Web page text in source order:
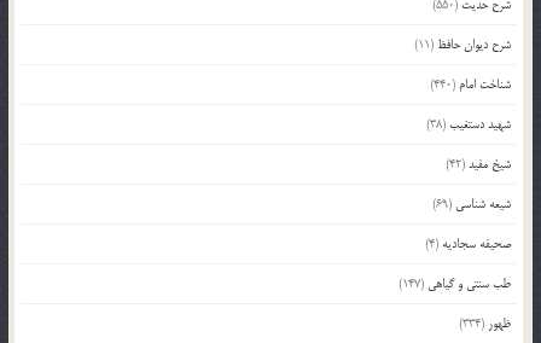
شرح حدیث (550)
شرح دیوان حافظ (11)
شناخت امام (440)
شهید دستغیب(38)
شیخ مفید(42)
شیعه شناسی (69)
صحیفه سجادیه (4)
طب سنتی و گیاهی (147)
ظهور (334)